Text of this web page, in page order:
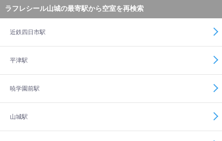
ラフレシール山城の最寄駅から空室を再検索
近鉄四日市駅
平津駅
暁学園前駅
山城駅